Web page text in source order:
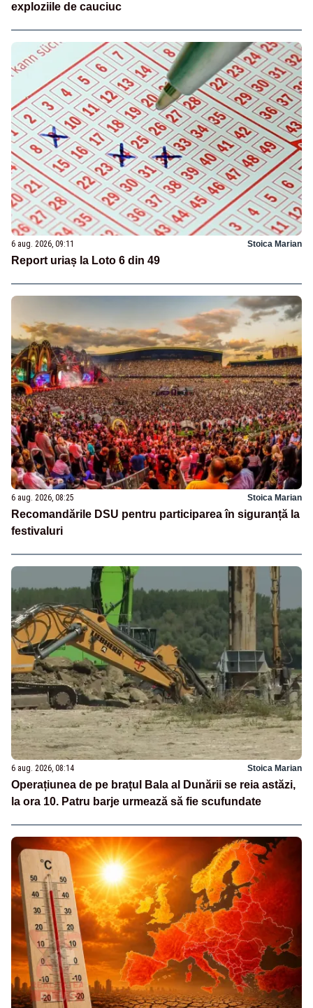
exploziile de cauciuc
6 aug. 2026, 09:11 Stoica Marian
Report uriaș la Loto 6 din 49
6 aug. 2026, 08:25 Stoica Marian
Recomandările DSU pentru participarea în siguranță la
festivaluri
6 aug. 2026, 08:14 Stoica Marian
Operațiunea de pe brațul Bala al Dunării se reia astăzi,
la ora 10. Patru barje urmează să fie scufundate